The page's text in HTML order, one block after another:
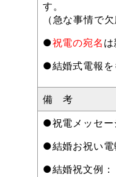
す。
（急な事情で
●祝電の宛名
●結婚式電報を
備 考
●祝電メッセー
●結婚お祝い電
●結婚祝文例：